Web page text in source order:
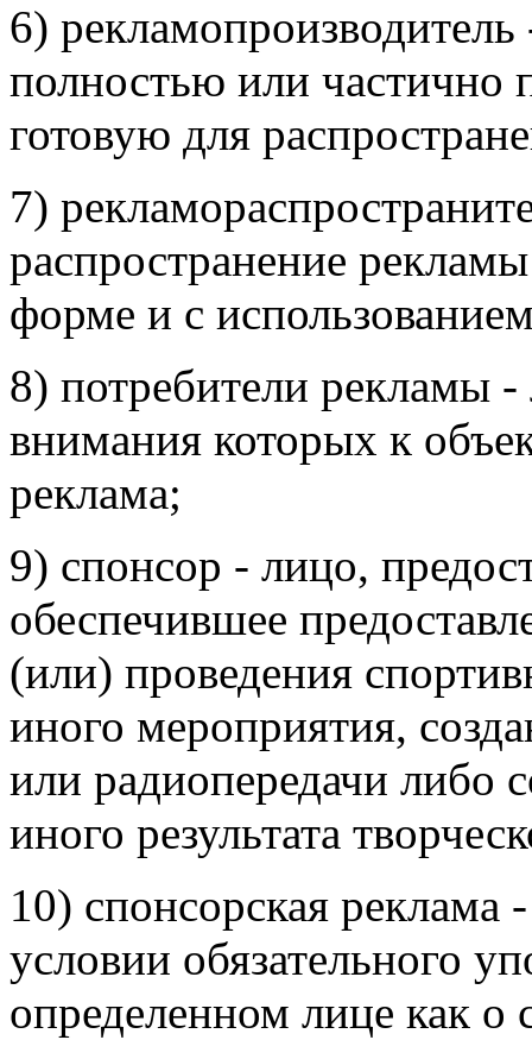
6)
полностью или частично
готовую для
7)
распространение
форме и с
8) потребители рекламы
внимания которых к
реклама;
9) спонсор - лицо,
обеспечившее
(или) проведения
иного мероприятия,
или радиопередачи либо
иного результата
10) спонсорская реклама
условии обязательного
определенном лице как о